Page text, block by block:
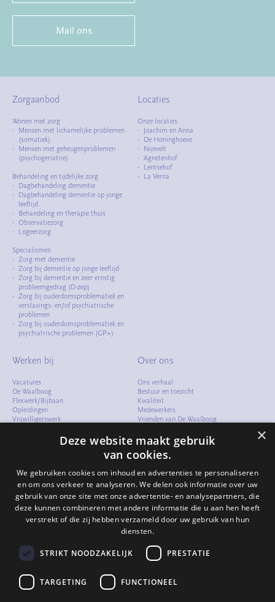
Mail ons
Zorgaanbod
Wonen met zorg
Mensen met lichamelijke problemen
(somatiek)
Mensen met geheugenproblemen
(psychogeriatrie)
Behandeling en tijdelijke zorg
Dagbehandeling dementie
Dagbehandeling dementie op jonge
leeftijd
Behandeling en therapie thuis
Observatiezorg
Logeerzorg
Specialismen
Zorg met dementie
Zorg bij dementie op jonge leeftijd
Zorg bij dementie en zeer ernstig
probleemgedrag (D-zep)
Zorg bij ouderdomsproblematiek en
verslavings- en/of psychiatrische
problemen
Zorg bij ouderdomsproblematiek en
psychiatrische problemen (GP+)
Locaties
Onze locaties
Joachim en Anna
De Honinghoeve
Nijevelt
Agnetenhof
Lentsehof
La Verna
Werken bij
Vacatures
De Waalboog
Flexwerk/Bijbaan
Opleidingen
Vrijwilligerswerk
Arbeidsvoorwaarden
Over ons
Ons verhaal
Bestuur en toezicht
Kwaliteit
Medewerkers
Vrienden van De Waalboog
Folders en documenten
Samenwerken
Expertisecentrum
Verhalen
Contact
024 - 322 82 64
6503 CB Nijmegen
×
Deze website maakt gebruik
van cookies.
We gebruiken cookies om inhoud en advertenties te personaliseren
en om ons verkeer te analyseren. We delen ook informatie over uw
gebruik van onze site met onze advertentie- en analysepartners, die
deze kunnen combineren met andere informatie die u aan hen heeft
verstrekt of die zij hebben verzameld door uw gebruik van hun
diensten.
STRIKT NOODZAKELIJK PRESTATIE
TARGETING FUNCTIONEEL